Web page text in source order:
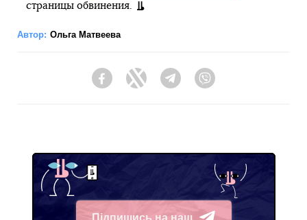
страницы обвинения.
Автор: Ольга Матвеева
FacebookTwitter Telegram
Підпишись на наш